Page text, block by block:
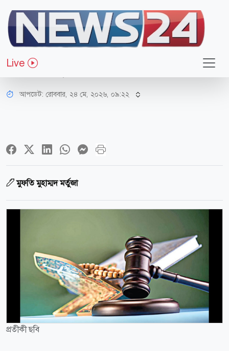
Live
ধর্ম-জীবন
ইসলাম সর্বকালের সর্বাধুনিক ও চিরন্তন
জীবনব্যবস্থা
আপডেট: রোববার, ২৪ মে, ২০২৬, ০৯:২২
মুফতি মুহাম্মদ মর্তুজা
প্রতীকী ছবি